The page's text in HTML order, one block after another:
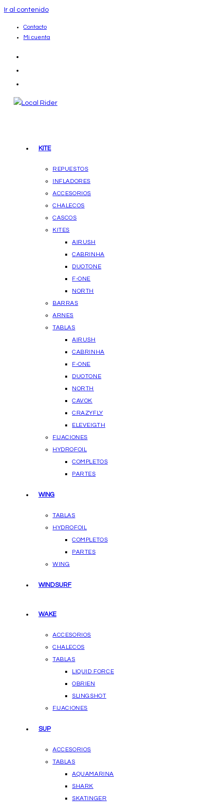
Ir al contenido
Contacto
Mi cuenta
KITE
REPUESTOS
INFLADORES
ACCESORIOS
CHALECOS
CASCOS
KITES
AIRUSH
CABRINHA
DUOTONE
F-ONE
NORTH
BARRAS
ARNES
TABLAS
AIRUSH
CABRINHA
F-ONE
DUOTONE
NORTH
CAVOK
CRAZYFLY
ELEVEIGTH
FIJACIONES
HYDROFOIL
COMPLETOS
PARTES
WING
TABLAS
HYDROFOIL
COMPLETOS
PARTES
WING
WINDSURF
WAKE
ACCESORIOS
CHALECOS
TABLAS
LIQUID FORCE
OBRIEN
SLINGSHOT
FIJACIONES
SUP
ACCESORIOS
TABLAS
AQUAMARINA
SHARK
SKATINGER